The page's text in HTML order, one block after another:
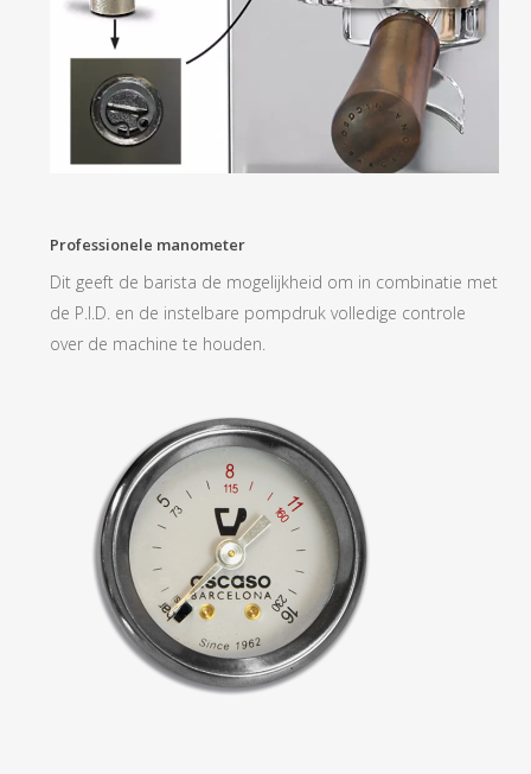
Professionele manometer
Dit geeft de barista de mogelijkheid om in combinatie met
de P.I.D. en de instelbare pompdruk volledige controle
over de machine te houden.